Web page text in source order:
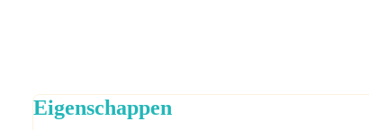
Eigenschappen